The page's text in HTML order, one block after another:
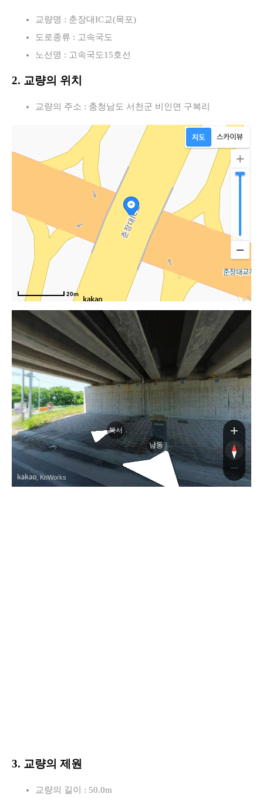
교량명 : 춘장대IC교(목포)
도로종류 : 고속국도
노선명 : 고속국도15호선
2. 교량의 위치
교량의 주소 : 충청남도 서천군 비인면 구복리
20m
북서
남동
, KnWorks
3. 교량의 제원
교량의 길이 : 50.0m